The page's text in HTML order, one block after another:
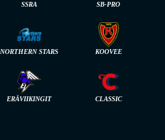
SSRA SB-PRO
NORTHERN STARS KOOVEE
ERÄVIIKINGIT CLASSIC